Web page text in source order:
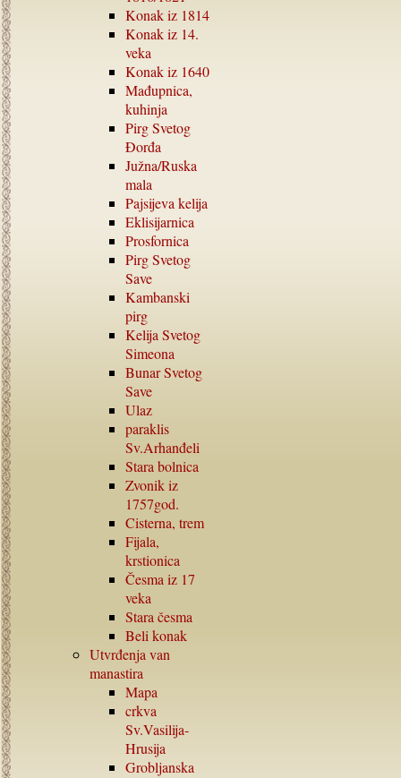
Konak iz 1814
Konak iz 14.
veka
Konak iz 1640
Mađupnica,
kuhinja
Pirg Svetog
Đorđa
Južna/Ruska
mala
Pajsijeva kelija
Eklisijarnica
Prosfornica
Pirg Svetog
Save
Kambanski
pirg
Kelija Svetog
Simeona
Bunar Svetog
Save
Ulaz
paraklis
Sv.Arhanđeli
Stara bolnica
Zvonik iz
1757god.
Cisterna, trem
Fijala,
krstionica
Česma iz 17
veka
Stara česma
Beli konak
Utvrđenja van
manastira
Mapa
crkva
Sv.Vasilija-
Hrusija
Grobljanska